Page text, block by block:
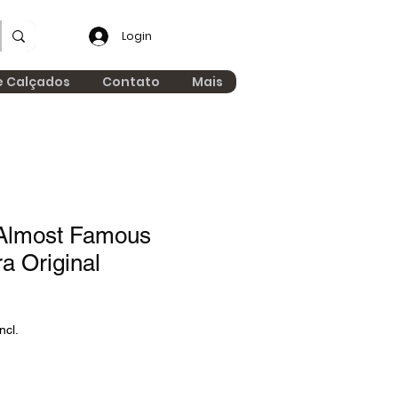
Login
Calçados Contato Mais
Famous
Original